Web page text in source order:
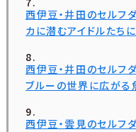
西伊豆・井田のセルフ
カに潜むアイドルたち
西伊豆・井田のセルフ
ブルーの世界に広がる
西伊豆・雲見のセルフ